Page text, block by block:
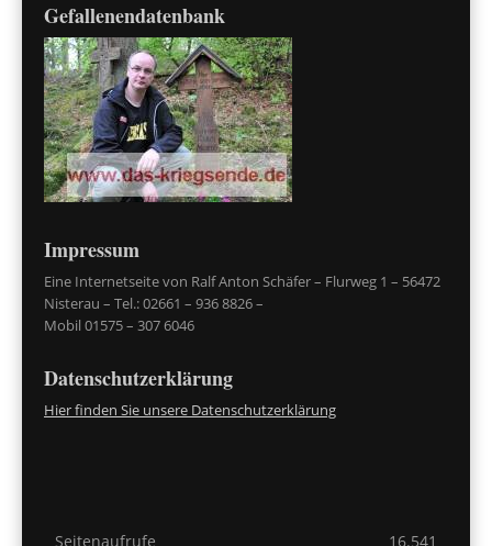
Gefallenendatenbank
Impressum
Eine Internetseite von Ralf Anton Schäfer – Flurweg 1 – 56472
Nisterau – Tel.: 02661 – 936 8826 –
Mobil 01575 – 307 6046
Datenschutzerklärung
Hier finden Sie unsere Datenschutzerklärung
Seitenaufrufe 16.541